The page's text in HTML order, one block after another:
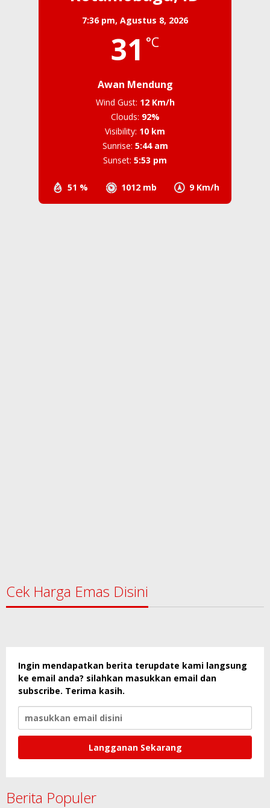
7:36 pm, Agustus 8, 2026
31 °C
Awan Mendung
51 % 1012 mb 9 Km/h
Wind Gust: 12 Km/h
Clouds: 92%
Visibility: 10 km
Sunrise: 5:44 am
Sunset: 5:53 pm
Cek Harga Emas Disini
Ingin mendapatkan berita terupdate kami langsung
ke email anda? silahkan masukkan email dan
subscribe. Terima kasih.
Berita Populer